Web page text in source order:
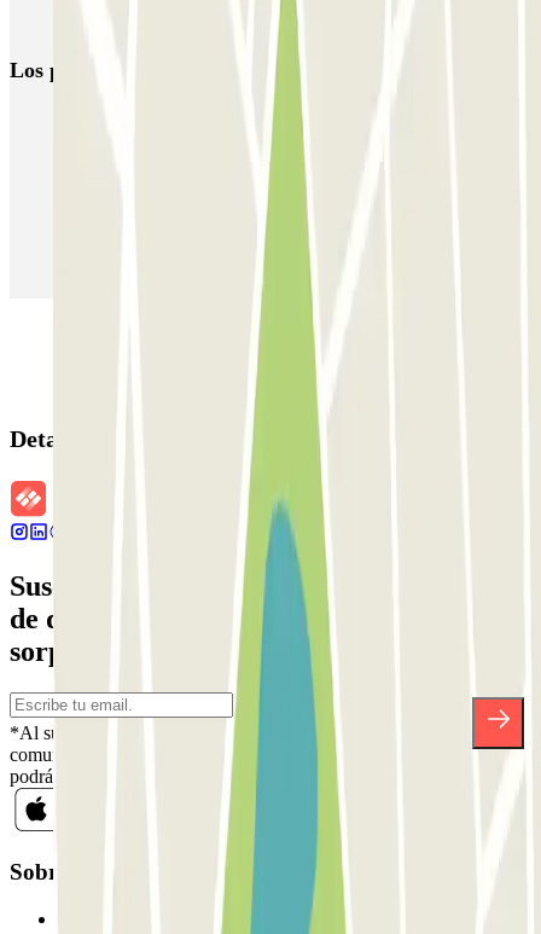
Airpark - Valet - Aeroporto Lisboa - indoor
Los parkings más reservados
Parking en Barcelona
Parking en Aeropuerto Barcelona
Parking en Aeropuerto Madrid Barajas
Parking en Sants - Estación de Barcelona
Detalles de la reserva
Suscríbete a nuestra newsletter y entérate
de descuentos, sorteos y otras muchas
sorpresas.
*Al suscribirte aceptas nuestra Política de Privacidad para recibir
comunicaciones comerciales de Parclick. Sin ningún compromiso,
podrás darte de baja cuando quieras en la misma newsletter.
Sobre Parclick